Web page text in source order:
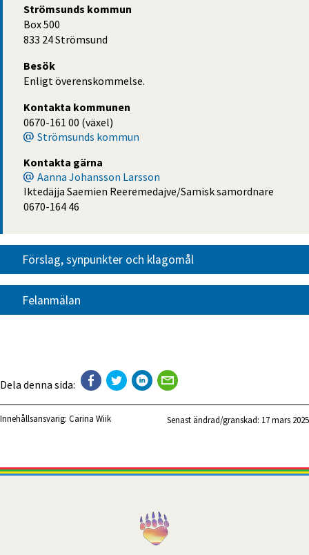
Strömsunds kommun
Box 500
833 24 Strömsund
Besök
Enligt överenskommelse.
Kontakta kommunen
0670-161 00 (växel)
Strömsunds kommun
Kontakta gärna
Aanna Johansson Larsson
Iktedäjja Saemien Reeremedajve/Samisk samordnare
0670-164 46
Förslag, synpunkter och klagomål
Felanmälan
Dela denna sida:
Innehållsansvarig: Carina Wiik Senast ändrad/granskad: 17 mars 2025